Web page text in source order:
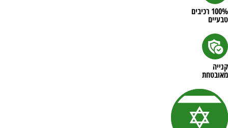
100% רכיבים
טבעיים
קנייה
מאובטחת